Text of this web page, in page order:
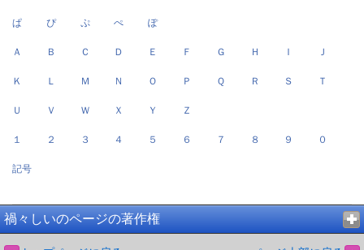
ぱ ぴ ぷ ぺ ぽ
Ａ Ｂ Ｃ Ｄ Ｅ Ｆ Ｇ Ｈ Ｉ Ｊ
Ｋ Ｌ Ｍ Ｎ Ｏ Ｐ Ｑ Ｒ Ｓ Ｔ
Ｕ Ｖ Ｗ Ｘ Ｙ Ｚ
１ ２ ３ ４ ５ ６ ７ ８ ９ ０
記号
禍々しいのページの著作権